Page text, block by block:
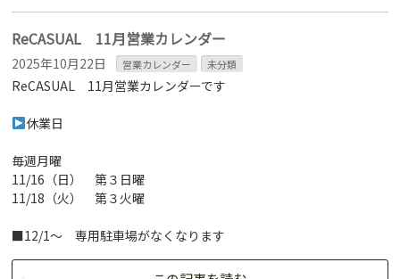
ReCASUAL 11月営業カレンダー
2025年10月22日 営業カレンダー 未分類
ReCASUAL 11月営業カレンダーです
休業日
毎週月曜
11/16（日） 第３日曜
11/18（火） 第３火曜
■12/1～ 専用駐車場がなくなります